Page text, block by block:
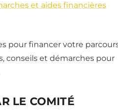
et aides financières
LE COMITÉ